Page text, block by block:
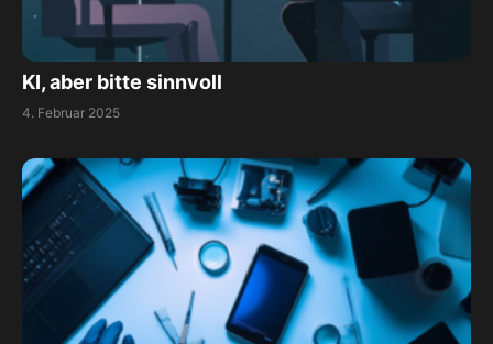
KI, aber bitte sinnvoll
4. Februar 2025